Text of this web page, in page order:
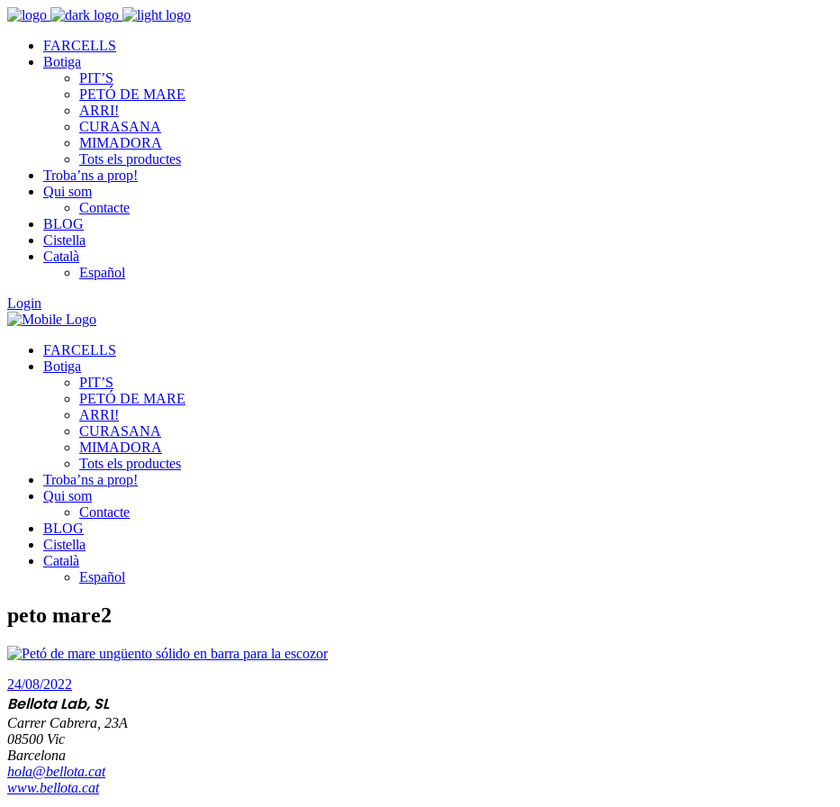
FARCELLS
Botiga
PIT’S
PETÓ DE MARE
ARRI!
CURASANA
MIMADORA
Tots els productes
Troba’ns a prop!
Qui som
Contacte
BLOG
Cistella
Català
Español
Login
FARCELLS
Botiga
PIT’S
PETÓ DE MARE
ARRI!
CURASANA
MIMADORA
Tots els productes
Troba’ns a prop!
Qui som
Contacte
BLOG
Cistella
Català
Español
peto mare2
24/08/2022
Bellota Lab, SL
Carrer Cabrera, 23A
08500 Vic
Barcelona
hola@bellota.cat
www.bellota.cat